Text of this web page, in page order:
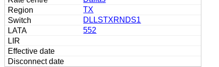
TX
DLLSTXRNDS1
552